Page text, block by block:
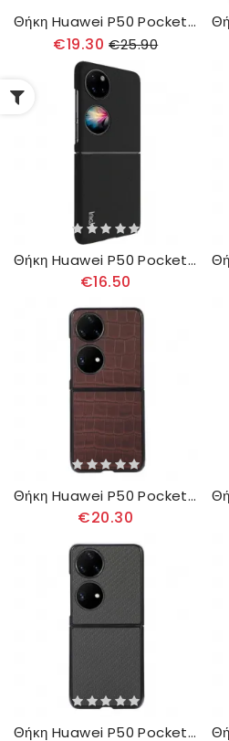
Θήκη Huawei P50 Pocket Μεταλλικό Δαχτυλίδι
€19.30 €25.90
Θήκη Huawei P50 Pocket Άκαμπτο Ιμακ
€16.50
Θήκη Huawei P50 Pocket Γνήσιο Δέρμα Κροκόδειλου
€20.30
Θήκη Huawei P50 Pocket Ανθρακονήματα Με Υφή